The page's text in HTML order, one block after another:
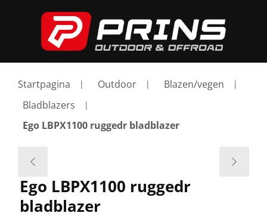
Startpagina Outdoor
Blazen/vegen
Bladblazers
Ego LBPX1100 ruggedr bladblazer
Ego LBPX1100 ruggedr
bladblazer